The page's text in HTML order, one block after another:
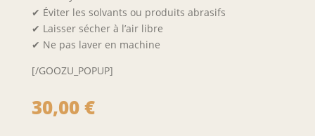
✔ Éviter les solvants ou produits abrasifs
✔ Laisser sécher à l’air libre
✔ Ne pas laver en machine
[/GOOZU_POPUP]
30,00€